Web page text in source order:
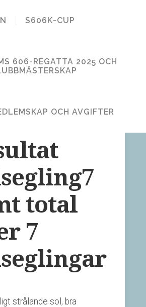
S606K-CUP
606-REGATTA 2025 OCH
OCH AVGIFTER
KLUBB
total
7
strålande sol, bra